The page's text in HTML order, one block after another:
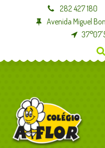
282 427 180
Avenida Miguel